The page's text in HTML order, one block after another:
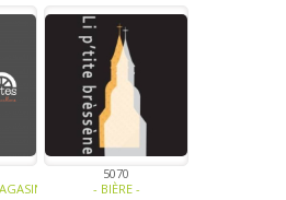
ET HORECA-BIO-ALCOOL-PLANTE
5070
- BIÈRE -